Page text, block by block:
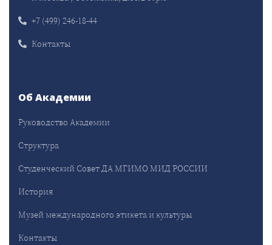
+7 (499) 246-18-44
Контакты
Об Академии
Руководство Академии
Структура
Студенческий Совет ДА МГИМО МИД РОССИИ
История
Музей международного этикета и культуры
Контакты